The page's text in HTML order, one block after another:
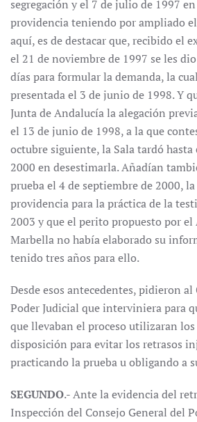
segregación y el 7 de julio de 1997
providencia teniendo por ampliado
aquí, es de destacar que, recibido el
el 21 de noviembre de 1997 se les
días para formular la demanda, la
presentada el 3 de junio de 1998. Y
Junta de Andalucía la alegación
el 13 de junio de 1998, a la que
octubre siguiente, la Sala tardó
2000 en desestimarla. Añadían
prueba el 4 de septiembre de 2000,
providencia para la práctica de la
2003 y que el perito propuesto por
Marbella no había elaborado su
tenido tres años para ello.
Desde esos antecedentes, pidieron
Poder Judicial que interviniera para
que llevaban el proceso utilizaran los
disposición para evitar los retrasos
practicando la prueba u obligando a
SEGUNDO.- Ante la evidencia del
Inspección del Consejo General del